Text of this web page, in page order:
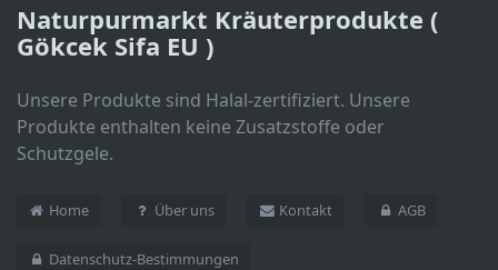
Naturpurmarkt Kräuterprodukte (
Gökcek Sifa EU )
Unsere Produkte sind Halal-zertifiziert. Unsere
Produkte enthalten keine Zusatzstoffe oder
Schutzgele.
Home Über uns Kontakt AGB
Datenschutz-Bestimmungen